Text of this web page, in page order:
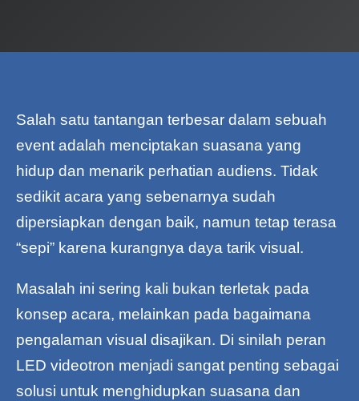
Salah satu tantangan terbesar dalam sebuah
event adalah menciptakan suasana yang
hidup dan menarik perhatian audiens. Tidak
sedikit acara yang sebenarnya sudah
dipersiapkan dengan baik, namun tetap terasa
“sepi” karena kurangnya daya tarik visual.
Masalah ini sering kali bukan terletak pada
konsep acara, melainkan pada bagaimana
pengalaman visual disajikan. Di sinilah peran
LED videotron menjadi sangat penting sebagai
solusi untuk menghidupkan suasana dan